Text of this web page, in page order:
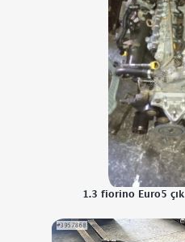
1.3 fiorino Euro5